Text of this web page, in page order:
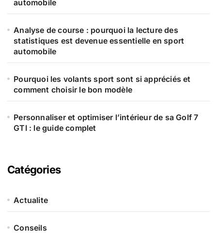
automobile
Analyse de course : pourquoi la lecture des
statistiques est devenue essentielle en sport
automobile
Pourquoi les volants sport sont si appréciés et
comment choisir le bon modèle
Personnaliser et optimiser l’intérieur de sa Golf 7
GTI : le guide complet
Catégories
Actualite
Conseils